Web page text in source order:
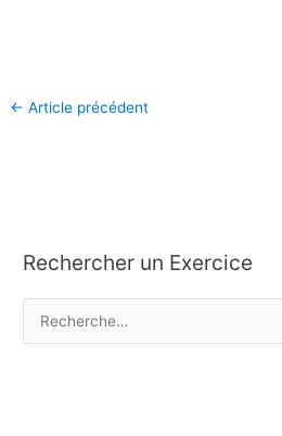
← Article précédent
Rechercher un Exercice